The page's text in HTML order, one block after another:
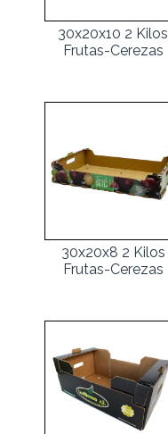
30x20x10 2 Kilos
Frutas-Cerezas
30x20x8 2 Kilos
Frutas-Cerezas